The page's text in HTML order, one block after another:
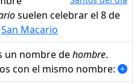
suelen celebrar el 8 de
San Macario
un nombre dehombre.
con el mismo nombre: